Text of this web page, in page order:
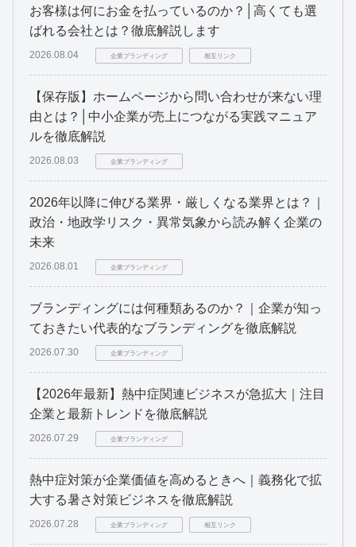
お客様は何にお金を払っているのか？│高くても選
ばれる会社とは？徹底解説します
2026.08.04 企業ブランディング 相互リンク
【保存版】ホームページから問い合わせが来ない理
由とは？│中小企業が売上につながる実践マニュア
ルを徹底解説
2026.08.03 企業ブランディング
2026年以降に伸びる業界・厳しくなる業界とは？｜
政治・地政学リスク・異常気象から読み解く企業の
未来
2026.08.01 企業ブランディング
ブランディングには何種類あるのか？｜企業が知っ
ておきたい代表的なブランディングを徹底解説
2026.07.30 企業ブランディング
【2026年最新】熱中症関連ビジネスが急拡大｜注目
企業と最新トレンドを徹底解説
2026.07.29 企業ブランディング
熱中症対策が企業価値を高めるときへ｜義務化で拡
大する暑さ対策ビジネスを徹底解説
2026.07.28 企業ブランディング 相互リンク